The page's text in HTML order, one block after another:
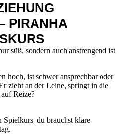
PIRANHA
süß, sondern auch anstrengend ist
hoch, ist schwer ansprechbar oder
zieht an der Leine, springt in die
Reize?
Spielkurs, du brauchst klare